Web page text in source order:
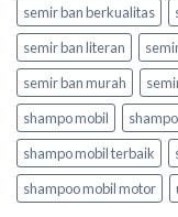
semir ban berkualitas
semir ban literan
semir ban murah
shampo mobil
shampo mobil terbaik
shampoo mobil motor